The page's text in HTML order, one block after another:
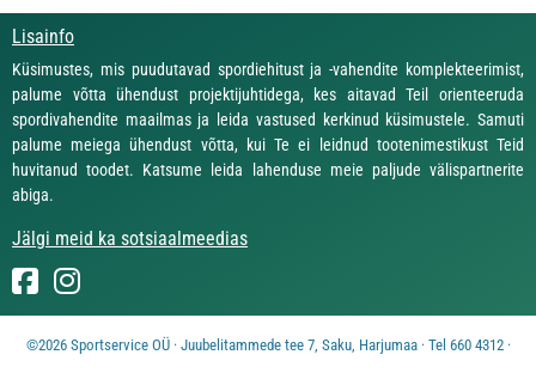
Lisainfo
Küsimustes, mis puudutavad spordiehitust ja -vahendite komplekteerimist,
palume võtta ühendust projektijuhtidega, kes aitavad Teil orienteeruda
spordivahendite maailmas ja leida vastused kerkinud küsimustele. Samuti
palume meiega ühendust võtta, kui Te ei leidnud tootenimestikust Teid
huvitanud toodet. Katsume leida lahenduse meie paljude välispartnerite
abiga.
Jälgi meid ka sotsiaalmeedias
©2026 Sportservice OÜ · Juubelitammede tee 7, Saku, Harjumaa · Tel 660 4312 ·